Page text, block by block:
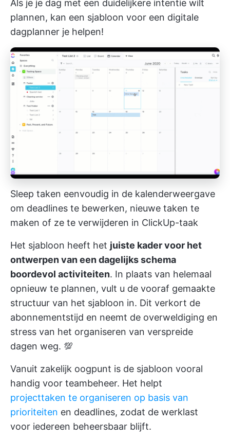
Als je je dag met een duidelijkere intentie wilt
plannen, kan een sjabloon voor een digitale
dagplanner je helpen!
Sleep taken eenvoudig in de kalenderweergave
om deadlines te bewerken, nieuwe taken te
maken of ze te verwijderen in ClickUp-taak
Het sjabloon heeft het juiste kader voor het
ontwerpen van een dagelijks schema
boordevol activiteiten. In plaats van helemaal
opnieuw te plannen, vult u de vooraf gemaakte
structuur van het sjabloon in. Dit verkort de
abonnementstijd en neemt de overweldiging en
stress van het organiseren van verspreide
dagen weg. 💯
Vanuit zakelijk oogpunt is de sjabloon vooral
handig voor teambeheer. Het helpt
projecttaken te organiseren op basis van
prioriteiten en deadlines, zodat de werklast
voor iedereen beheersbaar blijft.